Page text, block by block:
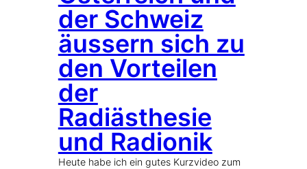
der Schweiz
äussern sich zu
den Vorteilen
der
Radiästhesie
und Radionik
Heute habe ich ein gutes Kurzvideo zum